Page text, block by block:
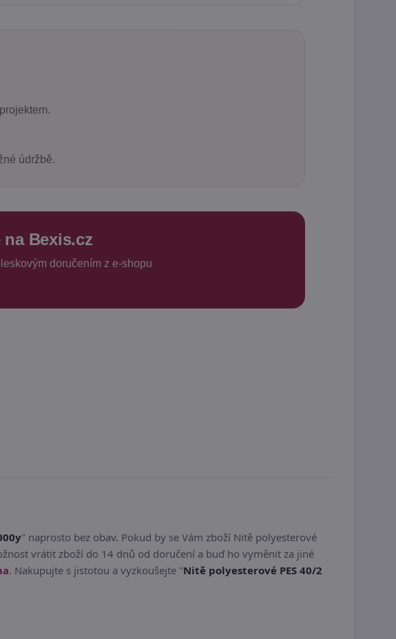
údržbě.
Bexis.cz
doručením z e-shopu
" naprosto bez obav. Pokud by se Vám zboží Nitě polyesterové
vrátit zboží do 14 dnů od doručení a buď ho vyměnit za jiné
. Nakupujte s jistotou a vyzkoušejte "Nitě polyesterové PES 40/2